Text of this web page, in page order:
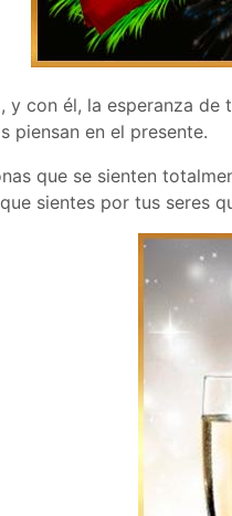
y con él, la esperanza
piensan en el presente.
que se sienten
sientes por tus seres